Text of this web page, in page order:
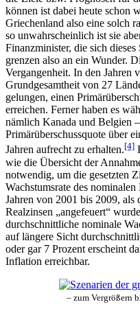
können ist dabei heute schon
Griechenland also eine solch
so unwahrscheinlich ist sie
Finanzminister, die sich
grenzen also an ein Wunder.
Vergangenheit. In den Jahren
Grundgesamtheit von 27
gelungen, einen
erreichen. Ferner haben es
nämlich Kanada und Belgien
Primärüberschussquote über
Jahren aufrecht zu erhalten.[4]
wie die Übersicht der
notwendig, um die gesetzten
Wachstumsrate des
Jahren von 2001 bis 2009,
Realzinsen „angefeuert“
durchschnittliche nominale
auf längere Sicht
oder gar 7 Prozent erscheint
Inflation erreichbar.
– zum Vergrößern